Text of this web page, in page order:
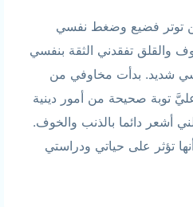
من توتر فضيع وضغط نفسي
والقلق تفقدني الثقة بنفسي
شديد. بدأت مخاوفي من
عليَّ توبة صحيحة من أمور دينية
أشعر دائما بالذنب والخوف.
تؤثر على حياتي ودراستي